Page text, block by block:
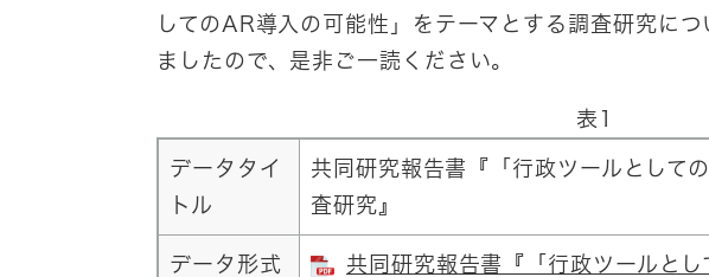
してのAR導入の可能性」をテーマとする調査研究に
ましたので、是非ご一読ください。
表1
データタイ
トル
共同研究報告書『「行政ツールとして
査研究』
データ形式
共同研究報告書『「行政ツールと